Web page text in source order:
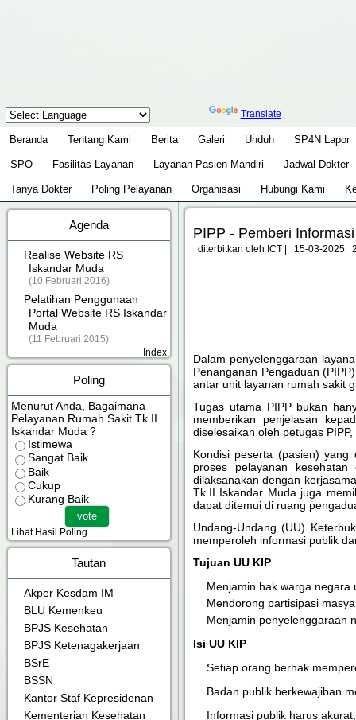
Translate
Beranda Tentang Kami Berita Galeri Unduh SP4N Lapor
SPO Fasilitas Layanan Layanan Pasien Mandiri Jadwal Dokter
Tanya Dokter Poling Pelayanan Organisasi Hubungi Kami
Agenda
Realise Website RS
Iskandar Muda
(10 Februari 2016)
Pelatihan Penggunaan
Portal Website RS Iskandar
Muda
(11 Februari 2015)
Index
Poling
Menurut Anda, Bagaimana
Pelayanan Rumah Sakit Tk.II
Iskandar Muda ?
Istimewa
Sangat Baik
Baik
Cukup
Kurang Baik
Lihat Hasil Poling
Tautan
Akper Kesdam IM
BLU Kemenkeu
BPJS Kesehatan
BPJS Ketenagakerjaan
BSrE
BSSN
Kantor Staf Kepresidenan
Kementerian Kesehatan
PIPP - Pemberi
diterbitkan oleh ICT | 15-03-2025
Dalam penyelenggaraan
Penanganan Pengaduan
antar unit layanan rumah sakit
Tugas utama PIPP bukan
memberikan penjelasan
diselesaikan oleh petugas
Kondisi peserta (pasien)
proses pelayanan
dilaksanakan dengan
Tk.II Iskandar Muda juga
dapat ditemui di ruang
Undang-Undang (UU)
memperoleh informasi publik
Tujuan UU KIP
Menjamin hak warga
Mendorong partisipasi
Menjamin penyelenggaraan
Isi UU KIP
Setiap orang berhak
Badan publik berkewajiban
Informasi publik harus